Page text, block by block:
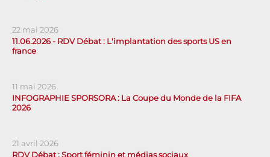
22 mai 2026
11.06.2026 - RDV Débat : L'implantation des sports US en
france
11 mai 2026
INFOGRAPHIE SPORSORA : La Coupe du Monde de la FIFA
2026
21 avril 2026
RDV Débat : Sport féminin et médias sociaux